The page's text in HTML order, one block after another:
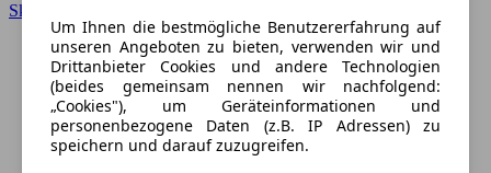
Skoda
Um Ihnen die bestmögliche Benutzererfahrung auf
unseren Angeboten zu bieten, verwenden wir und
Drittanbieter Cookies und andere Technologien
(beides gemeinsam nennen wir nachfolgend:
„Cookies"), um Geräteinformationen und
personenbezogene Daten (z.B. IP Adressen) zu
speichern und darauf zuzugreifen.